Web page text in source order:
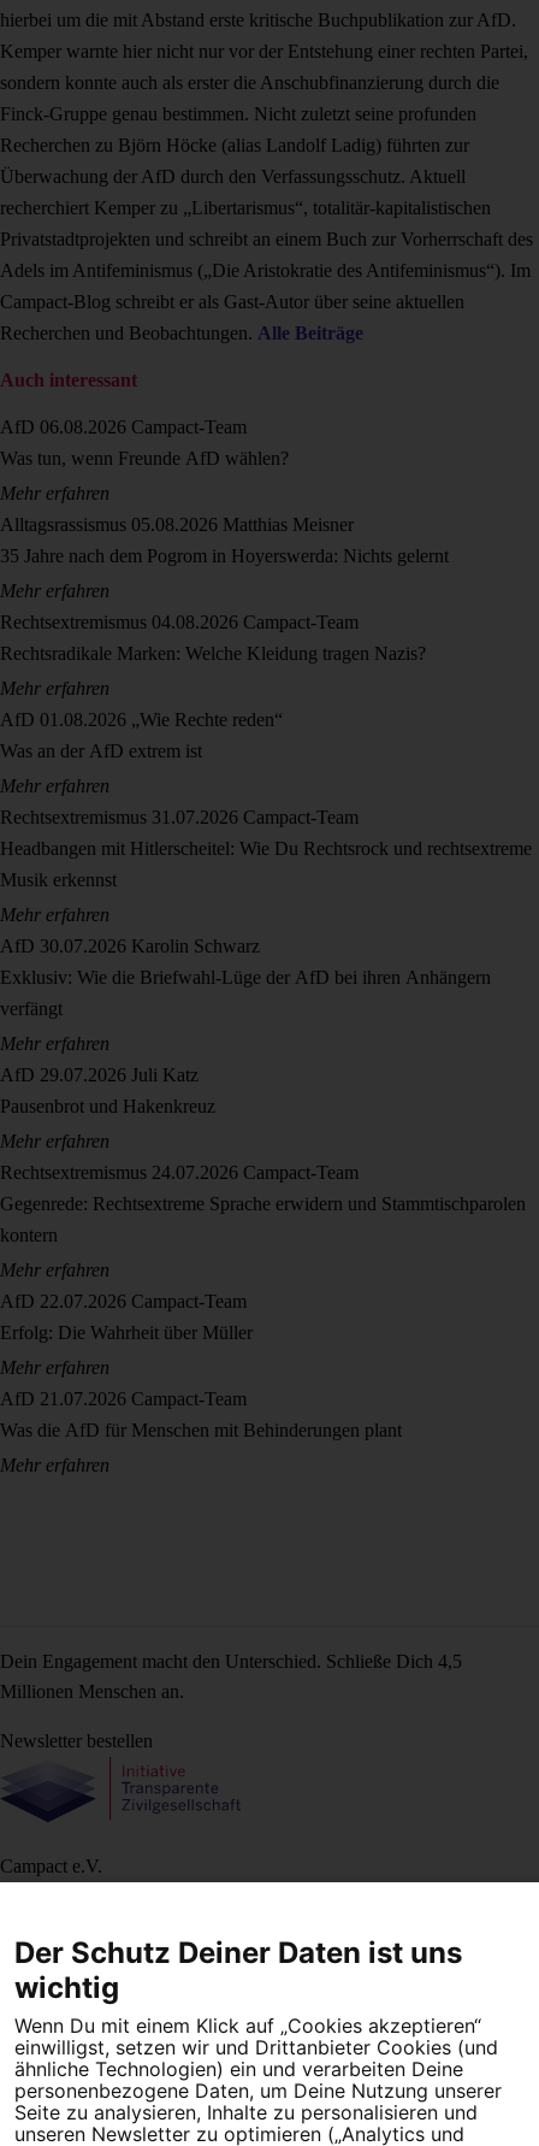
hierbei um die mit Abstand erste kritische Buchpublikation zur AfD.
Kemper warnte hier nicht nur vor der Entstehung einer rechten Partei,
sondern konnte auch als erster die Anschubfinanzierung durch die
Finck-Gruppe genau bestimmen. Nicht zuletzt seine profunden
Recherchen zu Björn Höcke (alias Landolf Ladig) führten zur
Überwachung der AfD durch den Verfassungsschutz. Aktuell
recherchiert Kemper zu „Libertarismus“, totalitär-kapitalistischen
Privatstadtprojekten und schreibt an einem Buch zur Vorherrschaft des
Adels im Antifeminismus („Die Aristokratie des Antifeminismus“). Im
Campact-Blog schreibt er als Gast-Autor über seine aktuellen
Recherchen und Beobachtungen. Alle Beiträge
Auch interessant
AfD 06.08.2026 Campact-Team
Was tun, wenn Freunde AfD wählen?
Mehr erfahren
Alltagsrassismus 05.08.2026 Matthias Meisner
35 Jahre nach dem Pogrom in Hoyerswerda: Nichts gelernt
Mehr erfahren
Rechtsextremismus 04.08.2026 Campact-Team
Rechtsradikale Marken: Welche Kleidung tragen Nazis?
Mehr erfahren
AfD 01.08.2026 „Wie Rechte reden“
Was an der AfD extrem ist
Mehr erfahren
Rechtsextremismus 31.07.2026 Campact-Team
Headbangen mit Hitlerscheitel: Wie Du Rechtsrock und rechtsextreme
Musik erkennst
Mehr erfahren
AfD 30.07.2026 Karolin Schwarz
Exklusiv: Wie die Briefwahl-Lüge der AfD bei ihren Anhängern
verfängt
Mehr erfahren
AfD 29.07.2026 Juli Katz
Pausenbrot und Hakenkreuz
Mehr erfahren
Rechtsextremismus 24.07.2026 Campact-Team
Gegenrede: Rechtsextreme Sprache erwidern und Stammtischparolen
kontern
Mehr erfahren
AfD 22.07.2026 Campact-Team
Erfolg: Die Wahrheit über Müller
Mehr erfahren
AfD 21.07.2026 Campact-Team
Was die AfD für Menschen mit Behinderungen plant
Mehr erfahren
Dein Engagement macht den Unterschied. Schließe Dich 4,5
Millionen Menschen an.
Newsletter bestellen
Campact e.V.
Direkt online spenden
Newsletter
Hilfe und
FAQKontaktDatenschutzImpressumCookie Einstellungen
Der Schutz Deiner Daten ist uns
wichtig
Wenn Du mit einem Klick auf „Cookies akzeptieren“
einwilligst, setzen wir und Drittanbieter Cookies (und
ähnliche Technologien) ein und verarbeiten Deine
personenbezogene Daten, um Deine Nutzung unserer
Seite zu analysieren, Inhalte zu personalisieren und
unseren Newsletter zu optimieren („Analytics und